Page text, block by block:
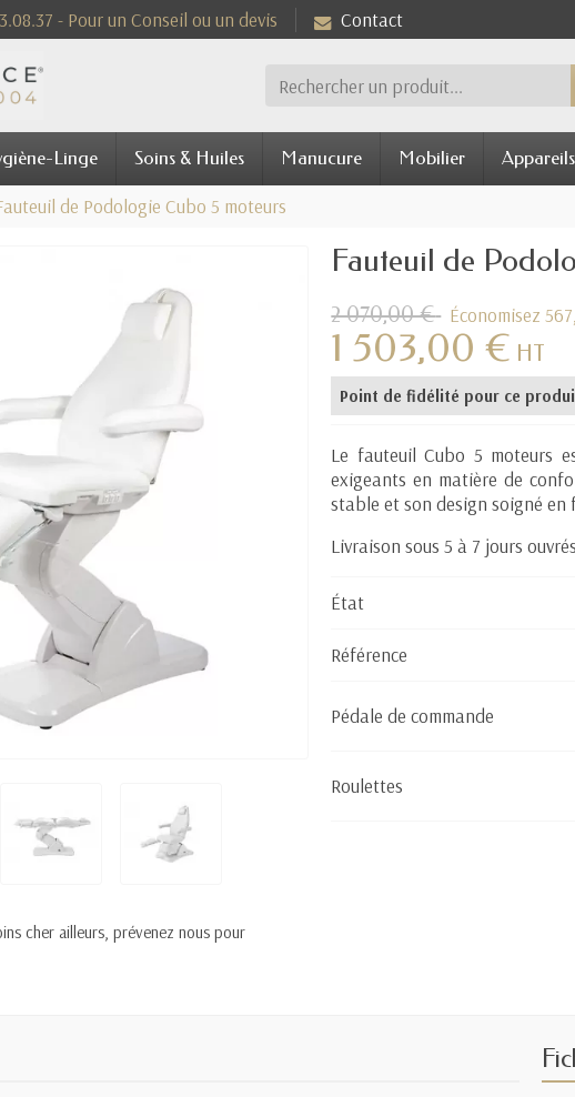
- Pour un Conseil ou un devis Contact
Linge Soins & Huiles Manucure Mobilier Appareils
de Podologie Cubo 5 moteurs
cher ailleurs, prévenez nous pour
Fauteuil de
2 070,00 € Économisez
1 503,00 € HT
Point de fidélité pour ce
Le fauteuil Cubo 5 moteurs
exigeants en matière de
stable et son design soigné
Livraison sous 5 à 7 jours ouvrés
État
Référence
Pédale de commande
Roulettes